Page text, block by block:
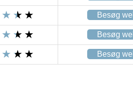
Besøg
Besøg
Besøg